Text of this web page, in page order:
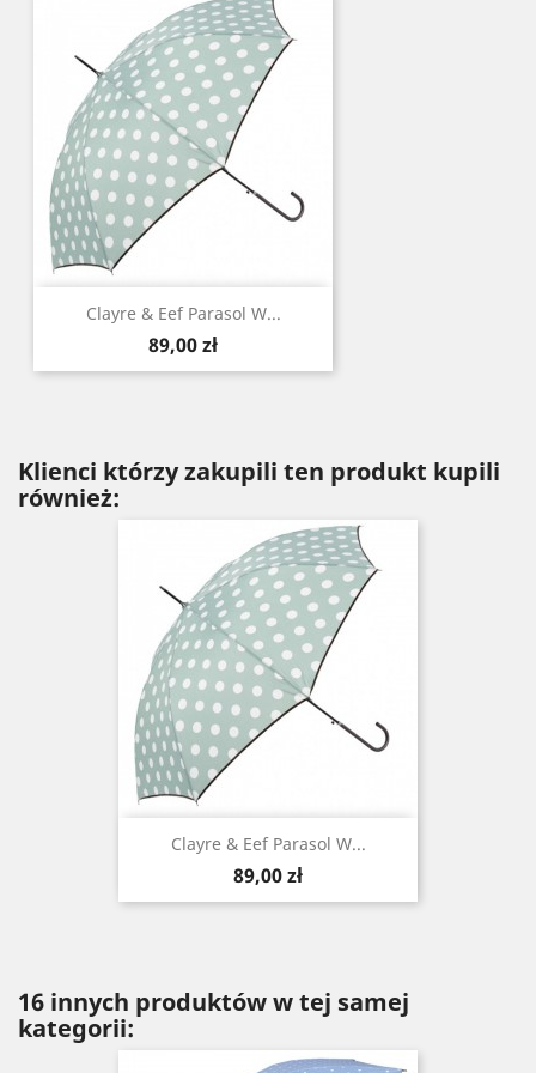
Clayre & Eef Parasol W...
Cena
89,00 zł
Klienci którzy zakupili ten produkt kupili
również:
Clayre & Eef Parasol W...
Cena
89,00 zł
16 innych produktów w tej samej
kategorii: